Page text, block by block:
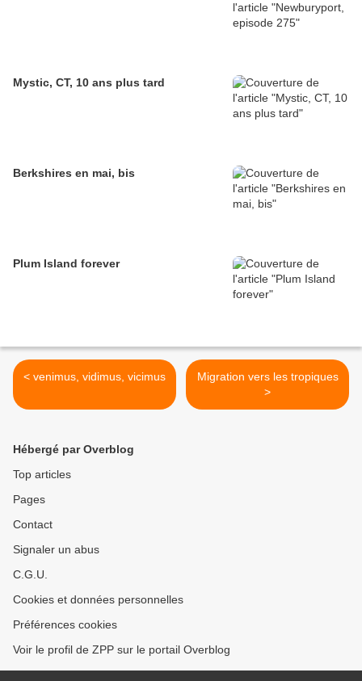
Mystic, CT, 10 ans plus tard
Berkshires en mai, bis
Plum Island forever
< venimus, vidimus, vicimus
Migration vers les tropiques
>
Hébergé par Overblog
Top articles
Pages
Contact
Signaler un abus
C.G.U.
Cookies et données personnelles
Préférences cookies
Voir le profil de ZPP sur le portail Overblog